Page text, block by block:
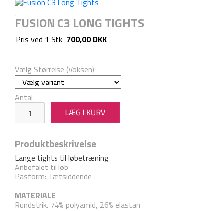
FUSION C3 LONG TIGHTS
Pris ved 1 Stk 700,00 DKK
Vælg Størrelse (Voksen)
Antal
Produktbeskrivelse
Lange tights til løbetræning
Anbefalet til løb
Pasform: Tætsiddende
MATERIALE
Rundstrik. 74% polyamid, 26% elastan